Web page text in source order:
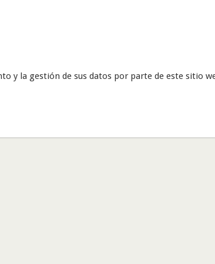
y la gestión de sus datos por parte de este sitio